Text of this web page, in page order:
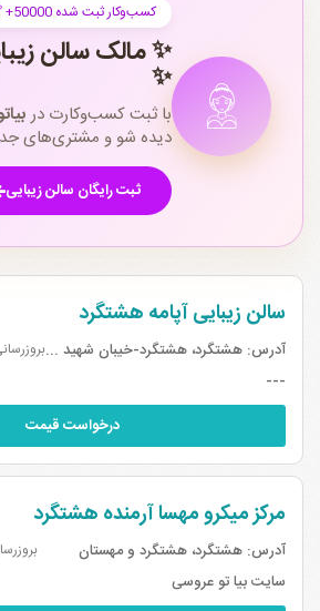
🏆 +50000 کسب‌وکار ثبت شده
✨ مالک سالن
✨
با ثبت کسب‌وکارت در
دیده شو و مشتری‌های
ثبت رایگان سالن زیبایی
سالن زیبایی آپامه هشتگرد
بروزرسانی آدرس: هشتگرد، هشتگرد-خیبان شهید بغدادی (خ ...
---
درخواست قیمت
مرکز میکرو مهسا آرمنده هشتگرد
بروزرسانی آدرس: هشتگرد، هشتگرد و مهستان
سایت بیا تو عروسی